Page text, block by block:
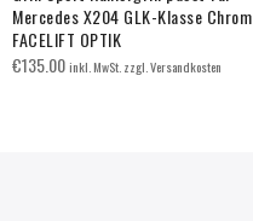
Mercedes X204 GLK-Klasse Chrom
FACELIFT OPTIK
€135.00inkl. MwSt. zzgl. Versandkosten